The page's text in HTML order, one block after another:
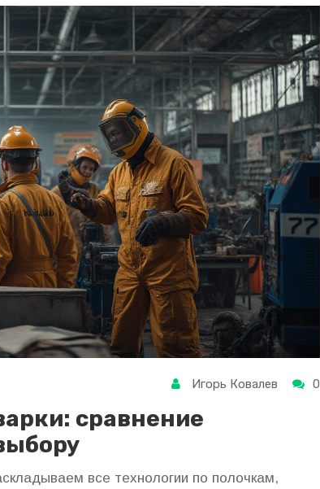
Игорь Ковалев 0
сравнение
все технологии по полочкам,